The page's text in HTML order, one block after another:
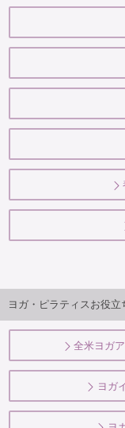
ヨガ・ピラティスお役立
全米ヨガ
ヨガ